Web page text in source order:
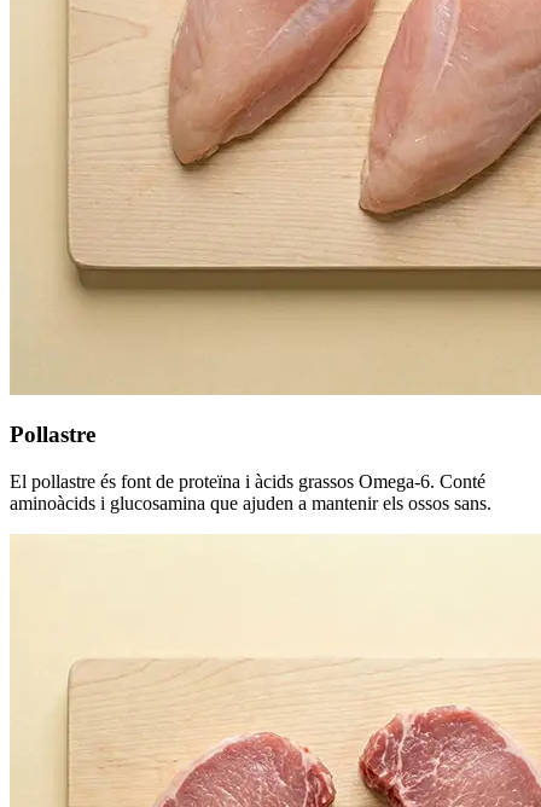
Pollastre
El pollastre és font de proteïna i àcids grassos Omega-6. Conté
aminoàcids i glucosamina que ajuden a mantenir els ossos sans.